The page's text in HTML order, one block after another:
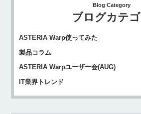
Blog Category
ブログカテゴ
ASTERIA Warp使ってみた
製品コラム
ASTERIA Warpユーザー会(AUG)
IT業界トレンド